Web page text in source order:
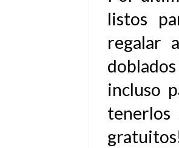
listos
regalar
incluso
tenerlos